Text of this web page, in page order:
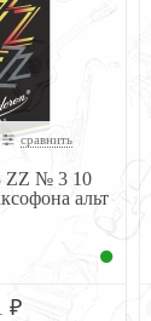
сравнить
ZZ № 3 10
альт
₽